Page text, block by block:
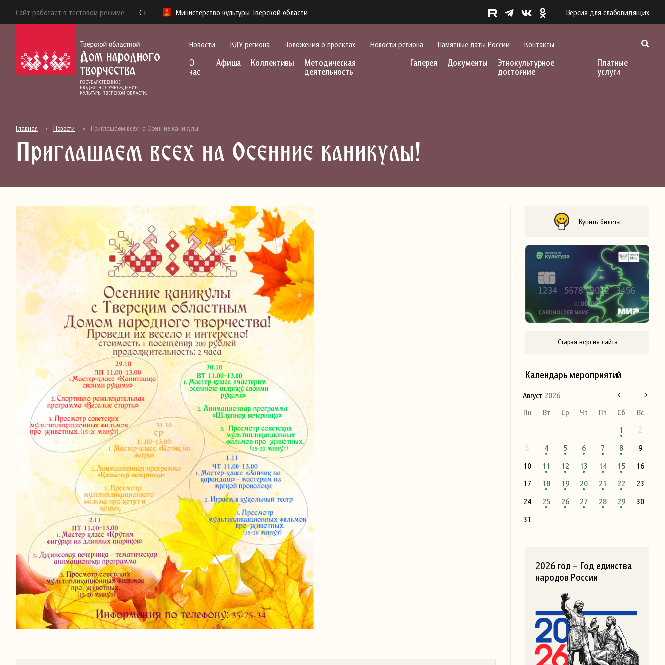
Сайт работает в тестовом режиме 0+ Министерство культуры Тверской области Версия для слабовидящих
Новости КДУ региона Положения о проектах Новости региона Памятные даты России Контакты
О
нас
Афиша Коллективы
Методическая
деятельность
Галерея Документы
Этнокультурное
достояние
Платные
услуги
Главная Новости Приглашаем всех на Осенние каникулы!
Приглашаем всех на Осенние каникулы!
Купить билеты
Старая версия сайта
Календарь мероприятий
Август 2026
Пн
Вт Ср Чт Пт Сб
Вс
1
2
3
4 5 6 7 8
9
10
11 12 13 14 15
16
17
18 19 20 21 22
23
24
25 26 27 28 29
30
31
2026 год – Год единства
народов России